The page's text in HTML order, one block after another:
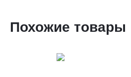
Похожие товары